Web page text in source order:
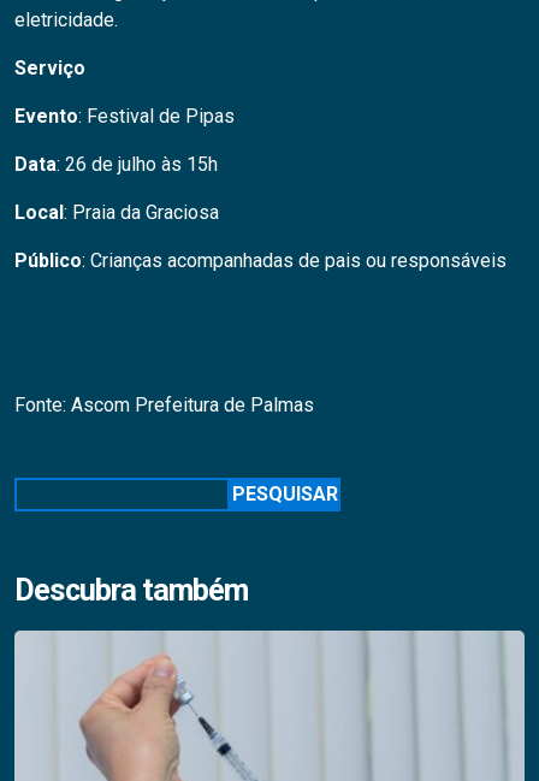
eletricidade.
Serviço
Evento: Festival de Pipas
Data: 26 de julho às 15h
Local : Praia da Graciosa
Público: Crianças acompanhadas de pais ou responsáveis
Fonte: Ascom Prefeitura de Palmas
PESQUISAR
Descubra também